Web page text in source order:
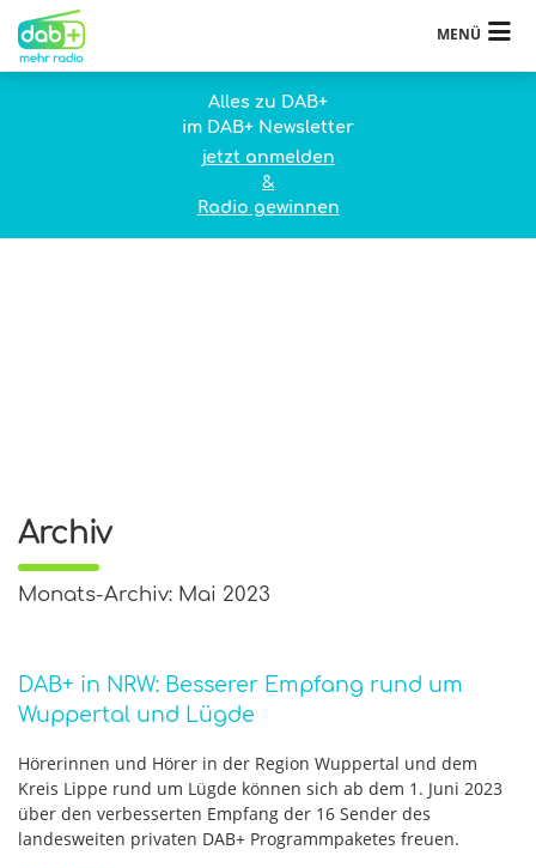
MENÜ
Alles zu DAB+
im DAB+ Newsletter
jetzt anmelden
&
Radio gewinnen
Archiv
Monats-Archiv: Mai 2023
DAB+ in NRW: Besserer Empfang rund um
Wuppertal und Lügde
Hörerinnen und Hörer in der Region Wuppertal und dem
Kreis Lippe rund um Lügde können sich ab dem 1. Juni 2023
über den verbesserten Empfang der 16 Sender des
landesweiten privaten DAB+ Programmpaketes freuen.